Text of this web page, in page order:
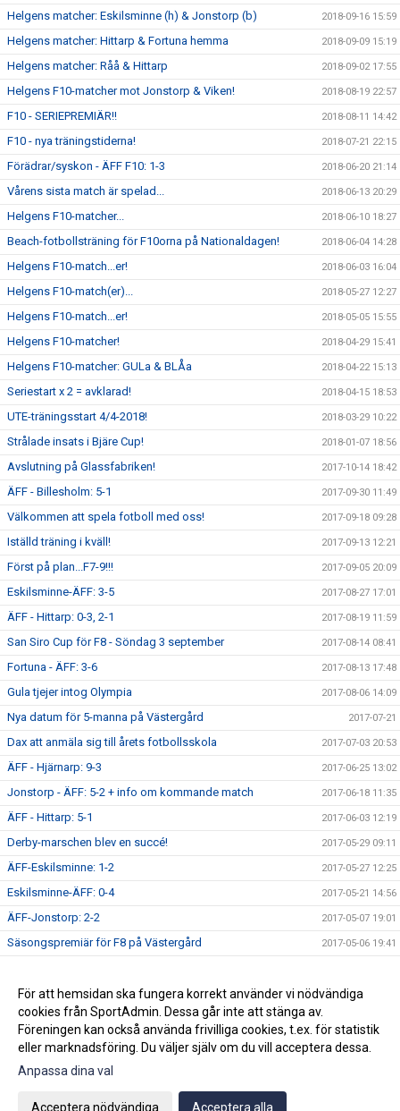
Helgens matcher: Eskilsminne (h) & Jonstorp (b) 2018-09-16 15:59
Helgens matcher: Hittarp & Fortuna hemma 2018-09-09 15:19
Helgens matcher: Råå & Hittarp 2018-09-02 17:55
Helgens F10-matcher mot Jonstorp & Viken! 2018-08-19 22:57
F10 - SERIEPREMIÄR!! 2018-08-11 14:42
F10 - nya träningstiderna! 2018-07-21 22:15
Förädrar/syskon - ÄFF F10: 1-3 2018-06-20 21:14
Vårens sista match är spelad... 2018-06-13 20:29
Helgens F10-matcher... 2018-06-10 18:27
Beach-fotbollsträning för F10orna på Nationaldagen! 2018-06-04 14:28
Helgens F10-match...er! 2018-06-03 16:04
Helgens F10-match(er)... 2018-05-27 12:27
Helgens F10-match...er! 2018-05-05 15:55
Helgens F10-matcher! 2018-04-29 15:41
Helgens F10-matcher: GULa & BLÅa 2018-04-22 15:13
Seriestart x 2 = avklarad! 2018-04-15 18:53
UTE-träningsstart 4/4-2018! 2018-03-29 10:22
Strålade insats i Bjäre Cup! 2018-01-07 18:56
Avslutning på Glassfabriken! 2017-10-14 18:42
ÄFF - Billesholm: 5-1 2017-09-30 11:49
Välkommen att spela fotboll med oss! 2017-09-18 09:28
Iställd träning i kväll! 2017-09-13 12:21
Först på plan...F7-9!!! 2017-09-05 20:09
Eskilsminne-ÄFF: 3-5 2017-08-27 17:01
ÄFF - Hittarp: 0-3, 2-1 2017-08-19 11:59
San Siro Cup för F8 - Söndag 3 september 2017-08-14 08:41
Fortuna - ÄFF: 3-6 2017-08-13 17:48
Gula tjejer intog Olympia 2017-08-06 14:09
Nya datum för 5-manna på Västergård 2017-07-21
Dax att anmäla sig till årets fotbollsskola 2017-07-03 20:53
ÄFF - Hjärnarp: 9-3 2017-06-25 13:02
Jonstorp - ÄFF: 5-2 + info om kommande match 2017-06-18 11:35
ÄFF - Hittarp: 5-1 2017-06-03 12:19
Derby-marschen blev en succé! 2017-05-29 09:11
ÄFF-Eskilsminne: 1-2 2017-05-27 12:25
Eskilsminne-ÄFF: 0-4 2017-05-21 14:56
ÄFF-Jonstorp: 2-2 2017-05-07 19:01
Säsongspremiär för F8 på Västergård 2017-05-06 19:41
Inställd Träning - Lördag 29/4 2017-04-27 12:40
Premiärmatch för F9: Hittarp-ÄFF 0-2 2017-04-23 11:15
Gå till Webbversion
För att hemsidan ska fungera korrekt använder vi nödvändiga
cookies från SportAdmin. Dessa går inte att stänga av.
Föreningen kan också använda frivilliga cookies, t.ex. för statistik
eller marknadsföring. Du väljer själv om du vill acceptera dessa.
Anpassa dina val
Acceptera nödvändiga Acceptera alla